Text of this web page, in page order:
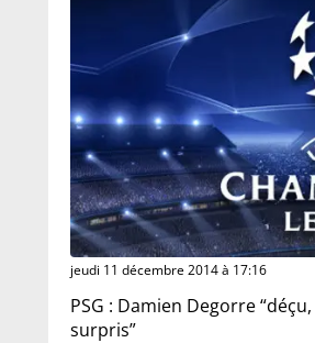
jeudi 11 décembre 2014 à 17:16
PSG : Damien Degorre
surpris”